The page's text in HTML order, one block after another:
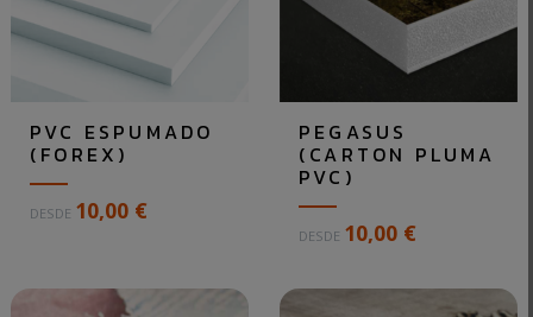
PVC ESPUMADO
(FOREX)
P
DESDE 10,00 €
PEGASUS
(CARTON PLUMA
PVC)
E
DESDE 10,00 €